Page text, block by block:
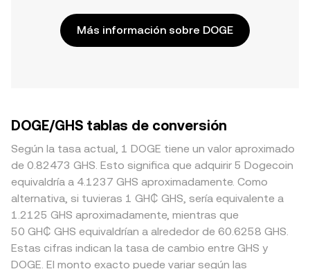
Más información sobre DOGE
DOGE/GHS tablas de conversión
Según la tasa actual, 1 DOGE tiene un valor aproximado
de 0.82473 GHS. Esto significa que adquirir 5 Dogecoin
equivaldría a 4.1237 GHS aproximadamente. Como
alternativa, si tuvieras 1 GH₵ GHS, sería equivalente a
1.2125 GHS aproximadamente, mientras que
50 GH₵ GHS equivaldrían a alrededor de 60.6258 GHS.
Estas cifras indican la tasa de cambio entre GHS y
DOGE. El monto exacto puede variar según las